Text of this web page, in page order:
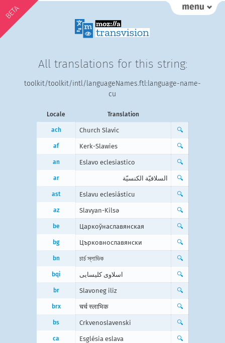
BETA
All translations for this string:
toolkit/toolkit/intl/languageNames.ftl:language-name-
cu
Locale Translation
ach Church Slavic 🔍
af Kerk-Slawies 🔍
an Eslavo eclesiastico 🔍
ar السلافيّة الكنسيّة 🔍
ast Eslavu eclesiásticu 🔍
az Slavyan-Kilsə 🔍
be Царкоўнаславянская 🔍
bg Църковнославянски 🔍
bn চার্চ স্লাভিক 🔍
bqi اسلاوی کلیسایی 🔍
br Slavoneg iliz 🔍
brx चर्च स्लाभिक 🔍
bs Crkvenoslavenski 🔍
ca Església eslava 🔍